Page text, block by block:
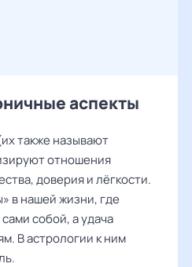
аспекты
также называют
отношения
доверия и лёгкости.
в нашей жизни, где
собой, а удача
В астрологии к ним